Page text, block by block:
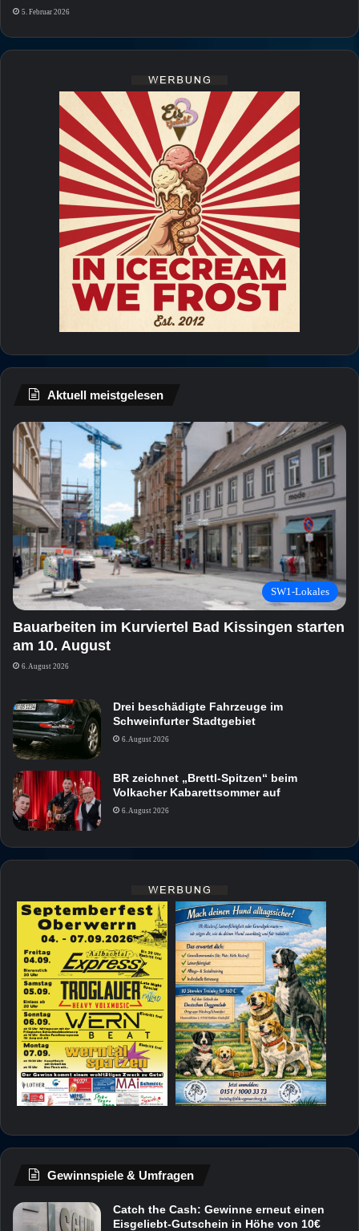
5. Februar 2026
Aktuell meistgelesen
SW1-Lokales
Bauarbeiten im Kurviertel Bad Kissingen starten
am 10. August
6. August 2026
Drei beschädigte Fahrzeuge im
Schweinfurter Stadtgebiet
6. August 2026
BR zeichnet „Brettl-Spitzen“ beim
Volkacher Kabarettsommer auf
6. August 2026
Gewinnspiele & Umfragen
Catch the Cash: Gewinne erneut einen
Eisgeliebt-Gutschein in Höhe von 10€